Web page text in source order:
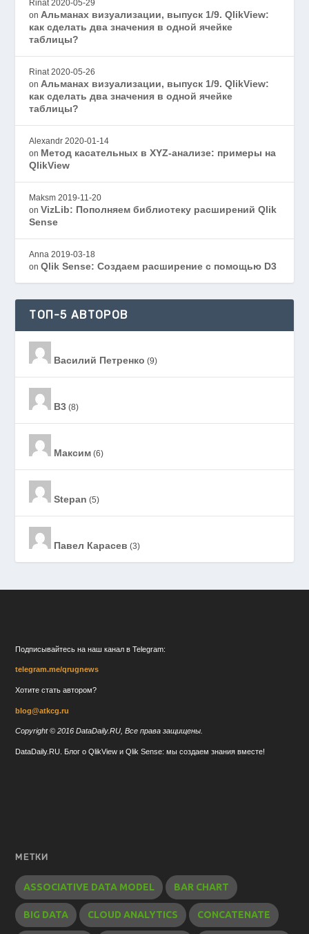
Rinat 2020-05-29
on Альманах визуализации, выпуск 1/9. QlikView:
как сделать два значения в одной ячейке
таблицы?
Rinat 2020-05-26
on Альманах визуализации, выпуск 1/9. QlikView:
как сделать два значения в одной ячейке
таблицы?
Alexandr 2020-01-14
on Метод касательных в XYZ-анализе: примеры на
QlikView
Maksm 2019-11-20
onVizLib: Пополняем библиотеку расширений Qlik
Sense
Anna 2019-03-18
onQlik Sense: Создаем расширение с помощью D3
ТОП-5 АВТОРОВ
Василий Петренко (9)
B3 (8)
Максим (6)
Stepan (5)
Павел Карасев (3)
Подписывайтесь на наш канал в Telegram:
telegram.me/qrugnews
Хотите стать автором?
blog@atkcg.ru
Copyright © 2016 DataDaily.RU, Все права защищены.
DataDaily.RU. Блог о QlikView и Qlik Sense: мы создаем знания вместе!
МЕТКИ
ASSOCIATIVE DATA MODEL BAR CHART
BIG DATA CLOUD ANALYTICS CONCATENATE